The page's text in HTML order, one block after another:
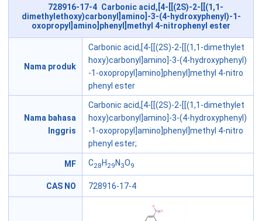
728916-17-4 Carbonic acid,[4-[[(2S)-2-[[(1,1-
dimethylethoxy)carbonyl]amino]-3-(4-hydroxyphenyl)-1-
oxopropyl]amino]phenyl]methyl 4-nitrophenyl ester
Nama produk
Carbonic acid,[4-[[(2S)-2-[[(1,1-dimethylet
hoxy)carbonyl]amino]-3-(4-hydroxyphenyl)
-1-oxopropyl]amino]phenyl]methyl 4-nitro
phenyl ester
Nama bahasa
Inggris
Carbonic acid,[4-[[(2S)-2-[[(1,1-dimethylet
hoxy)carbonyl]amino]-3-(4-hydroxyphenyl)
-1-oxopropyl]amino]phenyl]methyl 4-nitro
phenyl ester;
MF C28 H 29 N 3O9
CAS NO 728916-17-4